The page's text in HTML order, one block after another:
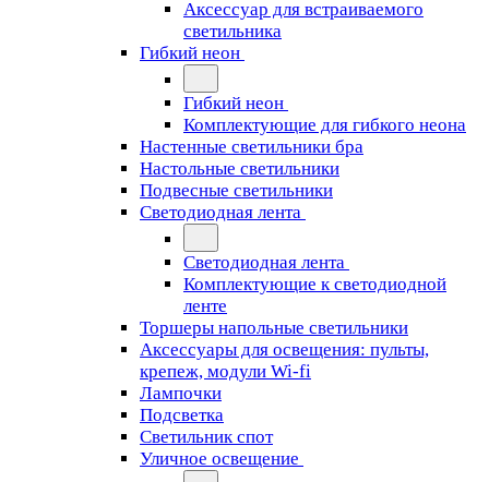
Аксессуар для встраиваемого
светильника
Гибкий неон
Гибкий неон
Комплектующие для гибкого неона
Настенные светильники бра
Настольные светильники
Подвесные светильники
Светодиодная лента
Светодиодная лента
Комплектующие к светодиодной
ленте
Торшеры напольные светильники
Аксессуары для освещения: пульты,
крепеж, модули Wi-fi
Лампочки
Подсветка
Светильник спот
Уличное освещение